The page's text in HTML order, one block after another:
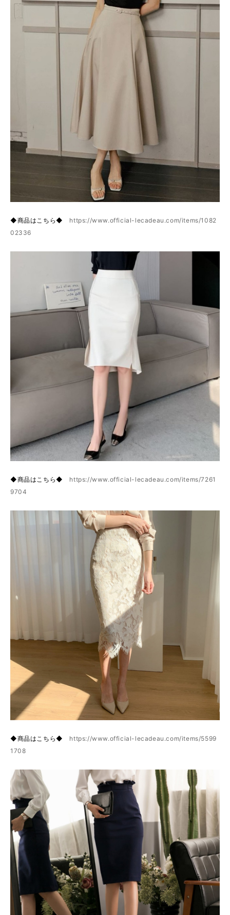
◆商品はこちら◆ https://www.official-lecadeau.com/items/1082
02336
◆商品はこちら◆ https://www.official-lecadeau.com/items/7261
9704
◆商品はこちら◆ https://www.official-lecadeau.com/items/5599
1708